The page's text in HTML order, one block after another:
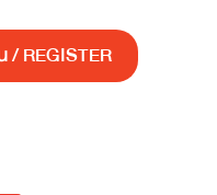
/ REGISTER